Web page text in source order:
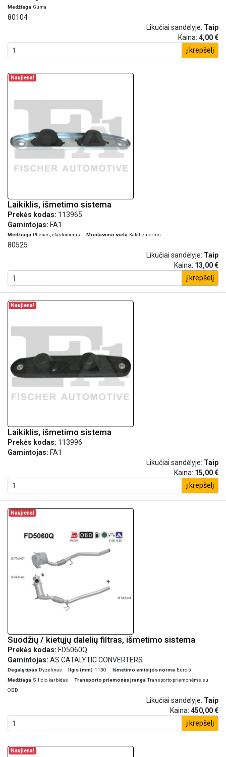
Medžiaga Guma
80104
Likučiai sandėlyje: Taip
Kaina: 4,00 €
į krepšelį
Naujiena!
Laikiklis, išmetimo sistema
Prekės kodas: 113965
Gamintojas: FA1
Medžiaga Plienas, elastomeras Montavimo vieta Katalizatorius
80525
Likučiai sandėlyje: Taip
Kaina: 13,00 €
į krepšelį
Naujiena!
Laikiklis, išmetimo sistema
Prekės kodas: 113996
Gamintojas: FA1
Likučiai sandėlyje: Taip
Kaina: 15,00 €
į krepšelį
Naujiena!
Suodžių / kietųjų dalelių filtras, išmetimo sistema
Prekės kodas: FD5060Q
Gamintojas: AS CATALYTIC CONVERTERS
Degalų tipas Dyzelinas Ilgis (mm) 1130 Išmetimo emisijos norma Euro 5
Medžiaga Silicio karbidas Transporto priemonės įranga Transporto priemonėms su
OBD
Likučiai sandėlyje: Taip
Kaina: 450,00 €
į krepšelį
Naujiena!